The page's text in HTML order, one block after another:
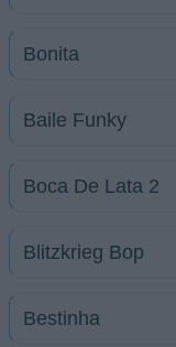
Bonita
Baile Funky
Boca De Lata 2
Blitzkrieg Bop
Bestinha